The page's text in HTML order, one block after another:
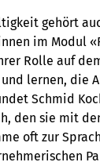
gehört
im Modul
Rolle auf
lernen, die
Schmid
den sie mit
oft zur